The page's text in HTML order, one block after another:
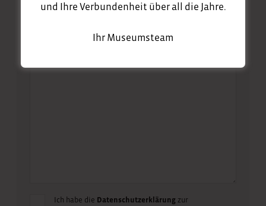
Ich habe die Datenschutzerklärung zur
und Ihre Verbundenheit über all die Jahre.
Ihr Museumsteam